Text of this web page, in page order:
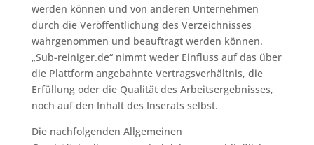
werden können und von anderen Unternehmen
durch die Veröffentlichung des Verzeichnisses
wahrgenommen und beauftragt werden können.
„Sub-reiniger.de“ nimmt weder Einfluss auf das über
die Plattform angebahnte Vertragsverhältnis, die
Erfüllung oder die Qualität des Arbeitsergebnisses,
noch auf den Inhalt des Inserats selbst.
Die nachfolgenden Allgemeinen